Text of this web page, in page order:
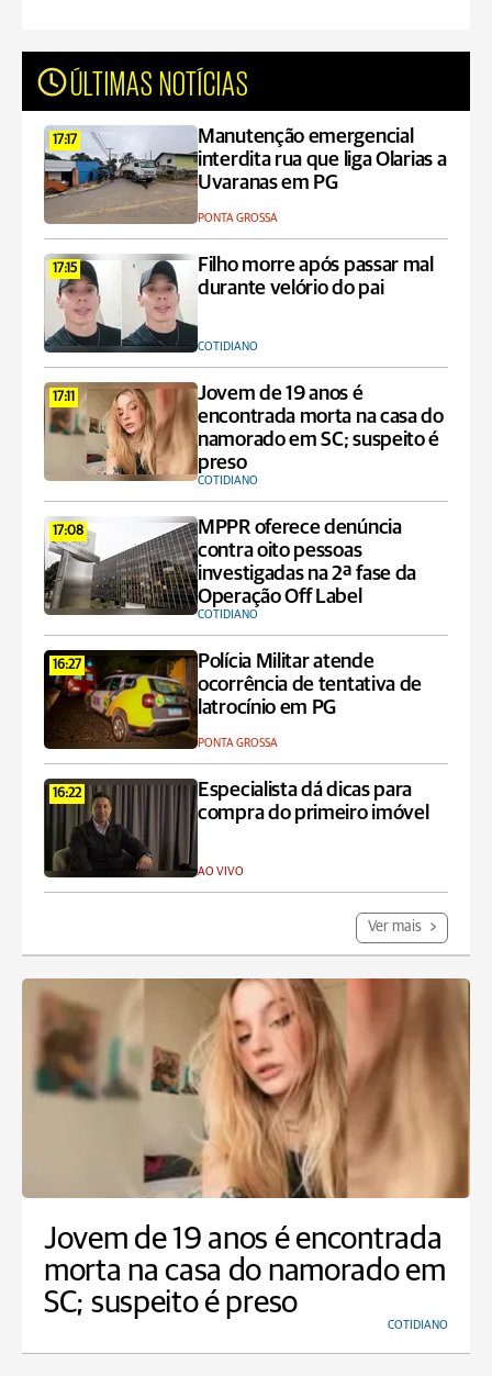
ÚLTIMAS NOTÍCIAS
17:17
Manutenção emergencial
interdita rua que liga Olarias a
Uvaranas em PG
PONTA GROSSA
17:15
Filho morre após passar mal
durante velório do pai
COTIDIANO
17:11
Jovem de 19 anos é
encontrada morta na casa do
namorado em SC; suspeito é
preso
COTIDIANO
17:08
MPPR oferece denúncia
contra oito pessoas
investigadas na 2ª fase da
Operação Off Label
COTIDIANO
16:27
Polícia Militar atende
ocorrência de tentativa de
latrocínio em PG
PONTA GROSSA
16:22
Especialista dá dicas para
compra do primeiro imóvel
AO VIVO
Ver mais
Jovem de 19 anos é encontrada
morta na casa do namorado em
SC; suspeito é preso
COTIDIANO